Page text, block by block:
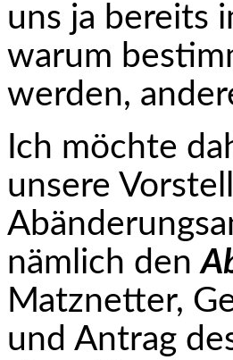
uns ja bereits
warum
werden,
Ich möchte
unsere
nämlich den
Matznetter,
und Antrag